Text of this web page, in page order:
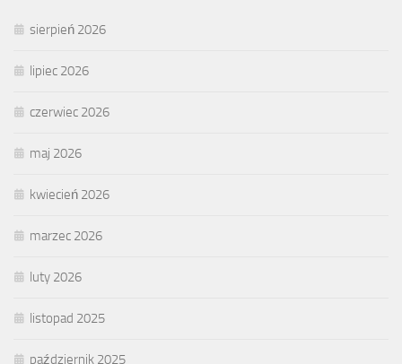
sierpień 2026
lipiec 2026
czerwiec 2026
maj 2026
kwiecień 2026
marzec 2026
luty 2026
listopad 2025
październik 2025